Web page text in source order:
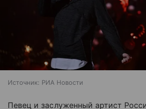
Источник: РИА Новости
Певец и заслуженный артист